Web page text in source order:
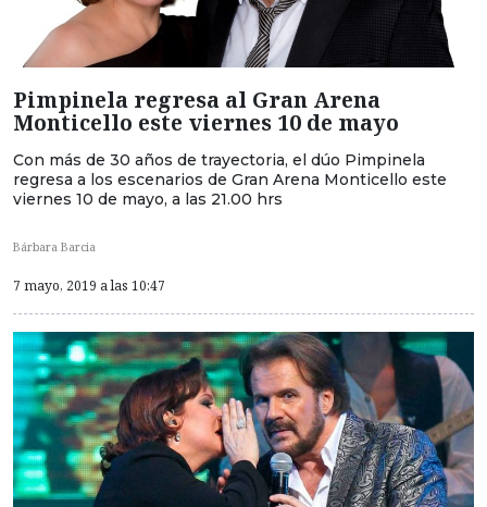
Pimpinela regresa al Gran Arena
Monticello este viernes 10 de mayo
Con más de 30 años de trayectoria, el dúo Pimpinela
regresa a los escenarios de Gran Arena Monticello este
viernes 10 de mayo, a las 21.00 hrs
Bárbara Barcia
7 mayo, 2019 a las 10:47